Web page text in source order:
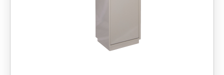
МЕДИЦИНСКАЯ МЕБЕЛЬ